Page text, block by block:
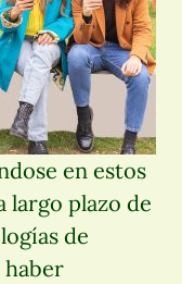
en estos
largo plazo de
de